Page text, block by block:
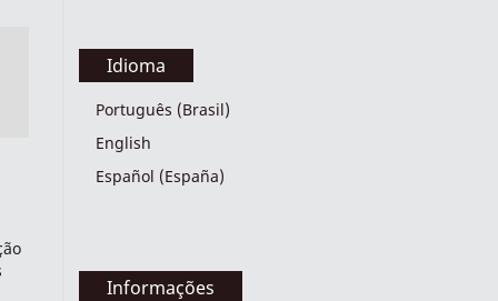
Idioma
Português (Brasil)
English
Español (España)
Informações